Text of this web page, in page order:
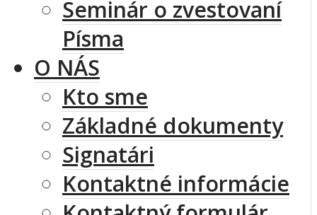
Seminár o zvestovaní
Písma
O NÁS
Kto sme
Základné dokumenty
Signatári
Kontaktné informácie